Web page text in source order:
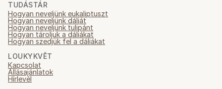
TUDÁSTÁR
Hogyan neveljünk eukaliptuszt
Hogyan neveljünk dáliát
Hogyan neveljünk tulipánt
Hogyan tároljuk a dáliákat
Hogyan szedjük fel a dáliákat
LOUKYKVĚT
Kapcsolat
Állásajánlatok
Hírlevél